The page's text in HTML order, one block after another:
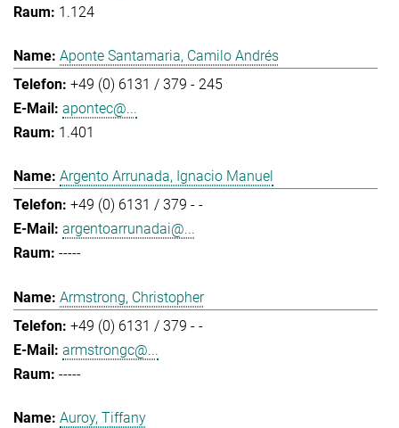
1.124
Aponte Santamaria, Camilo Andrés
+49 (0) 6131 / 379 - 245
apontec@...
1.401
Argento Arrunada, Ignacio Manuel
+49 (0) 6131 / 379 - -
argentoarrunadai@...
-----
Armstrong, Christopher
+49 (0) 6131 / 379 - -
armstrongc@...
-----
Auroy, Tiffany